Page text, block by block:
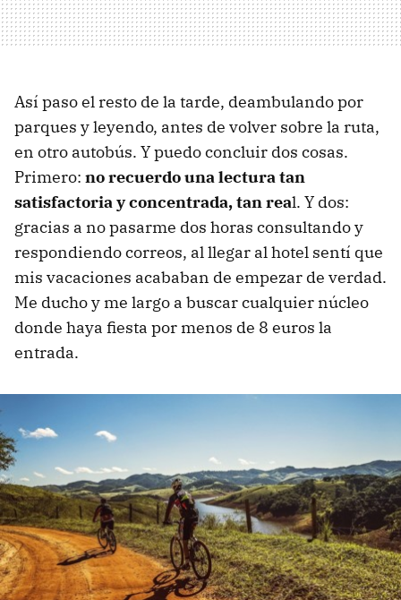
Así paso el resto de la tarde, deambulando por
parques y leyendo, antes de volver sobre la ruta,
en otro autobús. Y puedo concluir dos cosas.
Primero: no recuerdo una lectura tan
satisfactoria y concentrada, tan real. Y dos:
gracias a no pasarme dos horas consultando y
respondiendo correos, al llegar al hotel sentí que
mis vacaciones acababan de empezar de verdad.
Me ducho y me largo a buscar cualquier núcleo
donde haya fiesta por menos de 8 euros la
entrada.